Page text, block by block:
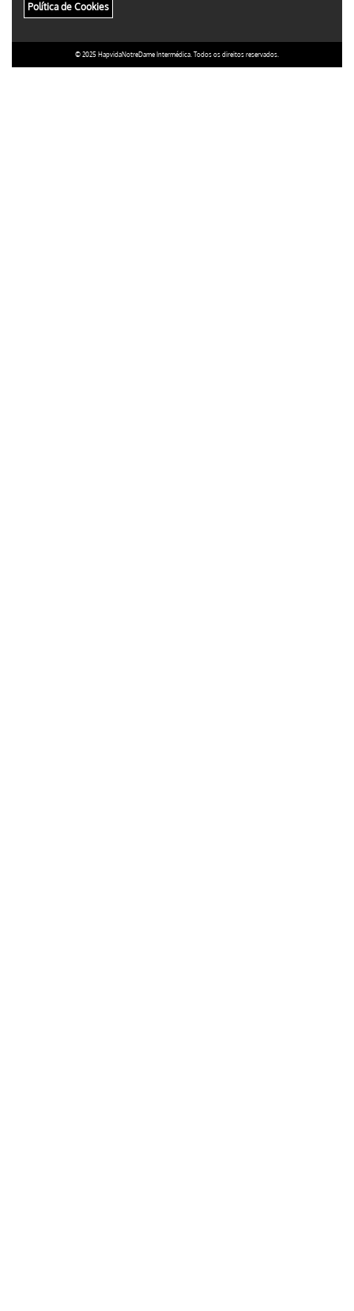
Política de Cookies
© 2025 HapvidaNotreDame Intermédica. Todos os direitos reservados.